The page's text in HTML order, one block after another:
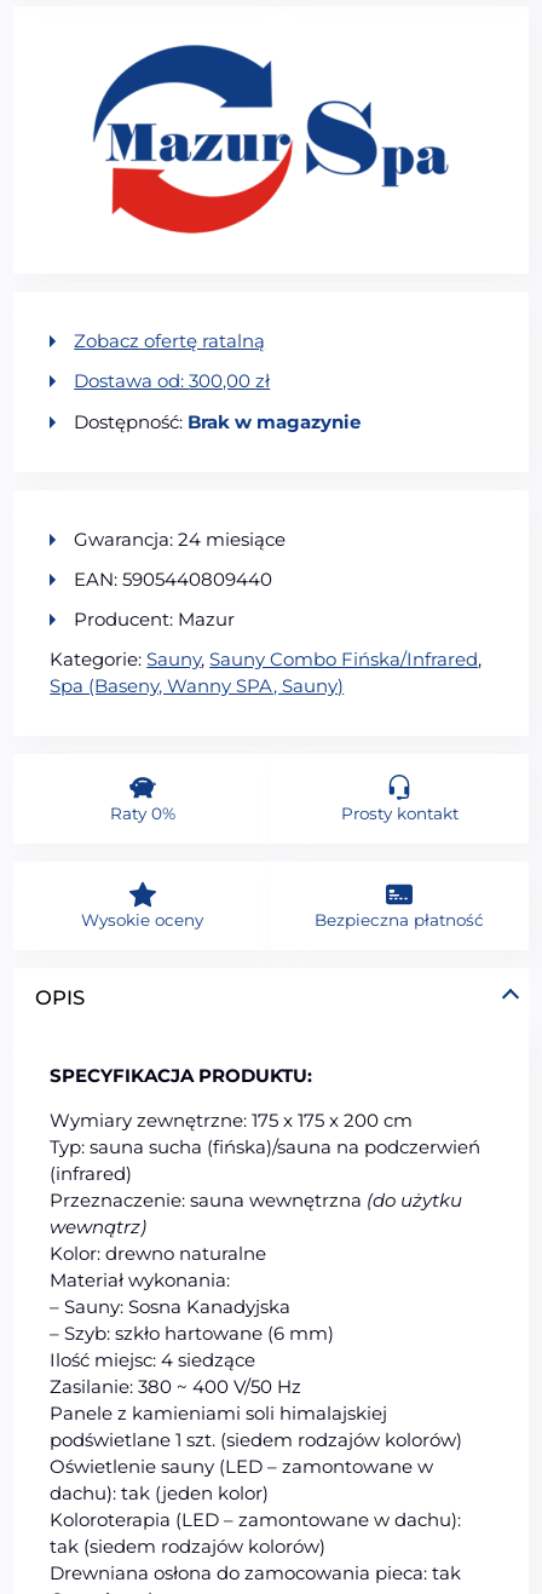
OPIS
SPECYFIKACJA PRODUKTU:
Wymiary zewnętrzne: 175 x 175 x 200 cm
Typ: sauna sucha (fińska)/sauna na podczerwień
(infrared)
Przeznaczenie: saunawewnętrzna (do użytku
wewnątrz)
Kolor: drewno naturalne
Materiał wykonania:
– Sauny: Sosna Kanadyjska
– Szyb: szkło hartowane (6 mm)
Ilość miejsc: 4 siedzące
Zasilanie: 380 ~ 400 V/50 Hz
Panele z kamieniami soli himalajskiej
podświetlane 1 szt. (siedem rodzajów kolorów)
Oświetlenie sauny (LED – zamontowane w
dachu): tak (jeden kolor)
Koloroterapia (LED – zamontowane w dachu):
tak (siedem rodzajów kolorów)
Drewniana osłona do zamocowania pieca: tak
Zobacz ofertę ratalną
Dostawa od:300,00zł
Dostępność: Brak w magazynie
Gwarancja: 24 miesiące
EAN: 5905440809440
Producent: Mazur
Kategorie:Sauny,Sauny Combo Fińska/Infrared,
Spa (Baseny, Wanny SPA, Sauny)
Raty 0% Prosty kontakt
Wysokie oceny Bezpieczna płatność